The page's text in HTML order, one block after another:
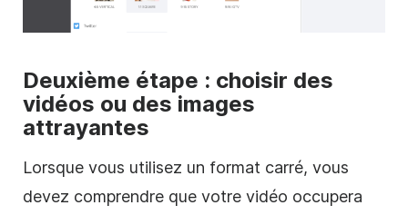
Deuxième étape : choisir des
vidéos ou des images
attrayantes
Lorsque vous utilisez un format carré, vous
devez comprendre que votre vidéo occupera